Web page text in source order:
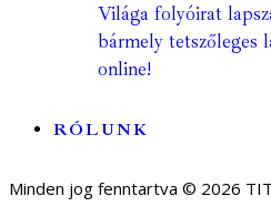
Világa folyóirat
bármely tetszőleges
online!
RÓLUNK
Minden jog fenntartva © 2026